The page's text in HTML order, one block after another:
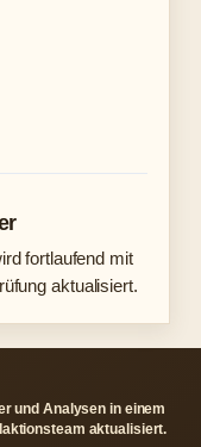
fortlaufend mit
aktualisiert.
und Analysen in einem
aktualisiert.